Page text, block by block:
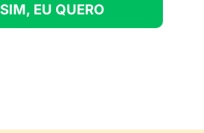
SIM, EU QUERO